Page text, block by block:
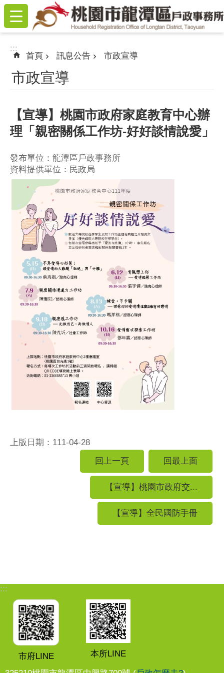
跳到主要內容區塊
:::
:::
首頁 訊息公告 市政宣導
市政宣導
【宣導】桃園市政府家庭教育中心辦
理「親密關係工作坊-好好談情說愛」
發布單位：龍潭區戶政事務所
資料提供單位：民政局
上版日期：111-04-28
回上一頁
回最上面
【宣導】桃園市政府交...
【宣導】全民國防手冊
:::
市府LINE 本所LINE